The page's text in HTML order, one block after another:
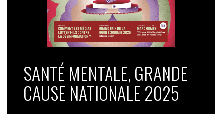
SANTÉ MENTALE, GRANDE
CAUSE NATIONALE 2025